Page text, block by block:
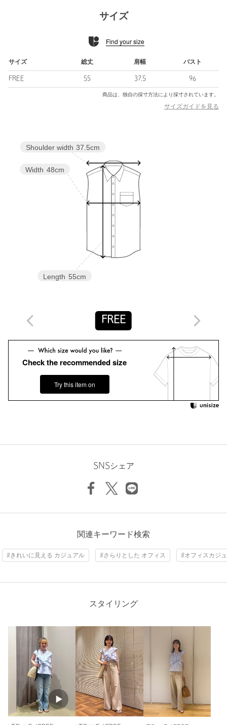
============================
ケア方法：手洗い可
============================
＜ EMMEL REFINES（エメル リファインズ） ＞
Pleasure 〜今を楽しみ、変化を楽しむ〜
EMMEL REFINESは変化していく時代やトレンドを恐れなく前向
自分らしさを表現したい女性に向けたブランドです。
【注意事項】
※商品画像は、光の当たり具合やパソコンなどの閲覧環境によ
り、実際の色味と異なって見える場合がございます。あらかじめ
※商品の色味の目安は、商品単体の画像をご参照ください。
お問い合わせの際は、ユナイテッドアローズ カスタマーサービス
デスクまで下記の品名/品番をお申し付けください。
品名：EM ﾌｨﾌﾞﾘﾙｻﾃﾝ FRL BL 品番：66166000016
注文キャンセル 対象商品
対象商品
WOMEN
カテゴリー トップス | シャツ / ブラウス
FREE
素材 ポリエステル100％
サイズ
Find your size
サイズ 総丈 肩幅 バスト
FREE 55 37.5 96
商品は、独自の採寸方法により採寸されています。
サイズガイドを見る
Length 55cm
Width 48cm
Shoulder width 37.5cm
FREE
Check the recommended size
Try this item on
SNSシェア
関連キーワード検索
#きれいに見える カジュアル #さらりとした オフィス #オフィスカジ
スタイリング